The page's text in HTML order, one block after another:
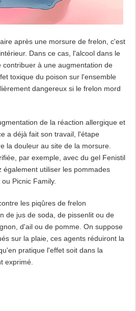
après une morsure de frelon, c'est
Dans ce cas, l'alcool dans le
à une augmentation de
toxique du poison sur l'ensemble
dangereux si le frelon mord
de la réaction allergique et
a déjà fait son travail, l'étape
la douleur au site de la morsure.
par exemple, avec du gel Fenistil
également utiliser les pommades
Picnic Family.
les piqûres de frelon
de jus de soda, de pissenlit ou de
d'ail ou de pomme. On suppose
sur la plaie, ces agents réduiront la
pratique l'effet soit dans la
exprimé.